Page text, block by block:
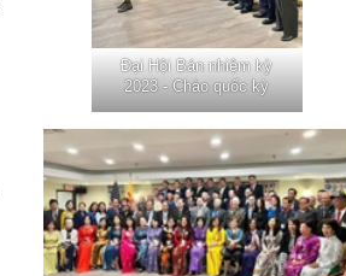
Đại Hội Bán nhiệm kỳ
2023 - Chào quốc kỳ